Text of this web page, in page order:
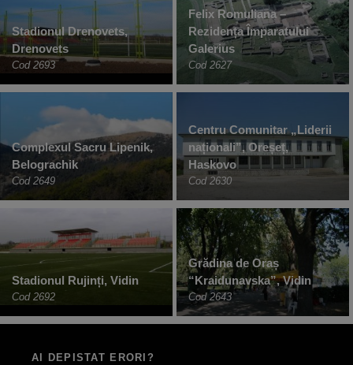
Stadionul Drenovets,
Drenovets
Cod 2693
Felix Romuliana –
Rezidența Împaratului
Galerius
Cod 2627
Complexul Sacru Lipenik,
Belograchik
Cod 2649
Centru Comunitar „Liderii
naționali”, Oreșeț,
Haskovo
Cod 2630
Stadionul Rujinți, Vidin
Cod 2692
Grădina de Oraș
“Kraidunavska”, Vidin
Cod 2643
AI DEPISTAT ERORI?